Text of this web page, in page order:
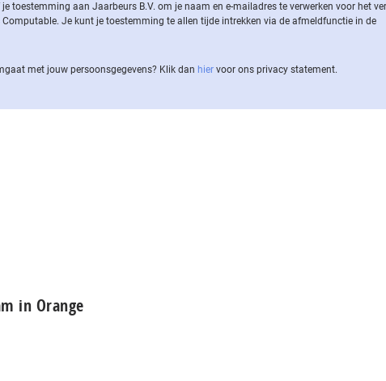
toestemming aan Jaarbeurs B.V. om je naam en e-mailadres te verwerken voor het
Je kunt je toestemming te allen tijde intrekken via de af­meld­func­tie in de
met jouw per­soons­ge­ge­vens? Klik dan hier voor ons privacy statement.
in Orange